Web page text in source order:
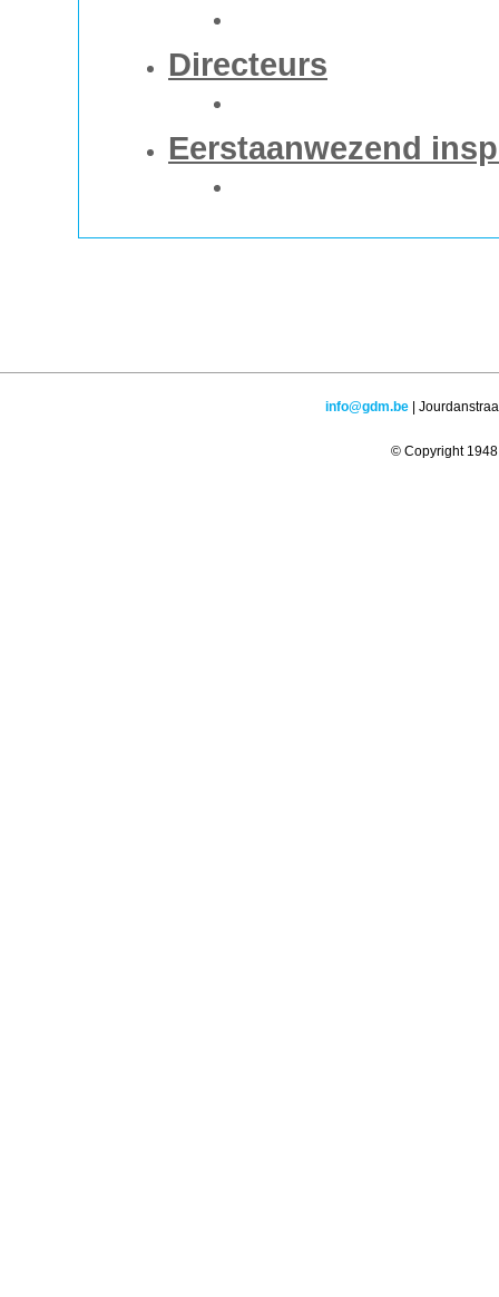
Directeurs
Eerstaanwezend
info@gdm.be|
© Copyright